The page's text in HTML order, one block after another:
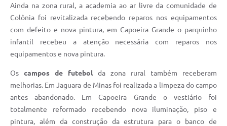
Ainda na zona rural, a academia ao ar livre da comunidade de
Colônia foi revitalizada recebendo reparos nos equipamentos
com defeito e nova pintura, em Capoeira Grande o parquinho
infantil recebeu a atenção necessária com reparos nos
equipamentos e nova pintura.
Os campos de futebol da zona rural também receberam
melhorias. Em Jaguara de Minas foi realizada a limpeza do campo
antes abandonado. Em Capoeira Grande o vestiário foi
totalmente reformado recebendo nova iluminação, piso e
pintura, além da construção da estrutura para o banco de